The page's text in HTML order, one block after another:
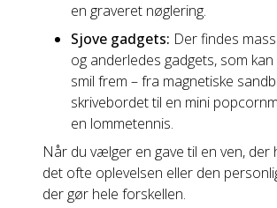
en graveret nøglering.
Sjove gadgets: Der findes
og anderledes gadgets, som
smil frem – fra magnetiske
skrivebordet til en mini
en lommetennis.
Når du vælger en gave til en ven, der
det ofte oplevelsen eller den
der gør hele forskellen.